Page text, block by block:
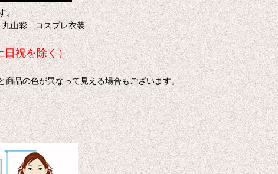
。
山彩 コスプレ衣装
日祝を除く）
商品の色が異なって見える場合もございます。